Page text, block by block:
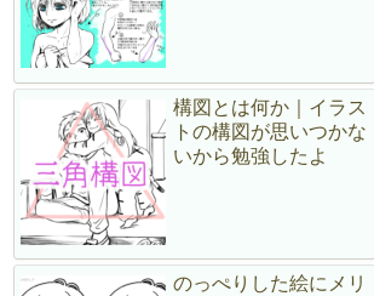
構図とは何か｜イラス
トの構図が思いつかな
いから勉強したよ
のっぺりした絵にメリ